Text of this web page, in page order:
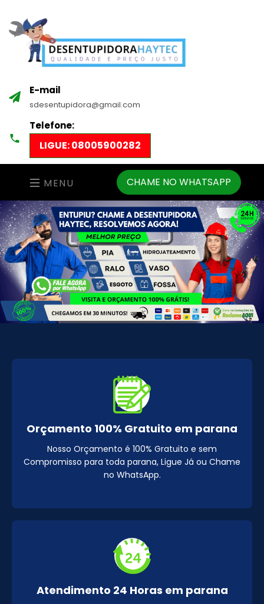
E-mail
sdesentupidora@gmail.com
Telefone:
LIGUE: 08005900282
MENU CHAME NO WHATSAPP
Orçamento 100% Gratuito em parana
Nosso Orçamento é 100% Gratuito e sem
Compromisso para toda parana, Ligue Já ou Chame
no WhatsApp.
Atendimento 24 Horas em parana